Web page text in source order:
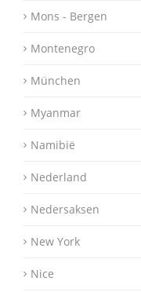
Mons - Bergen
Montenegro
München
Myanmar
Namibië
Nederland
Nedersaksen
New York
Nice